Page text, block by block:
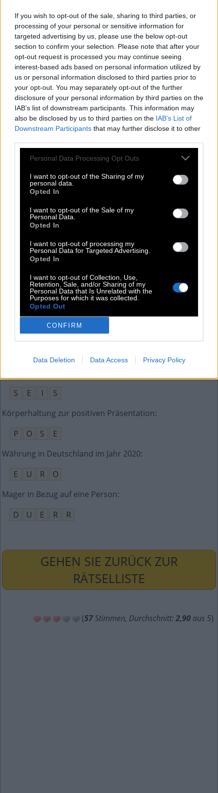
If you wish to opt-out of the sale, sharing to third parties, or
processing of your personal or sensitive information for
targeted advertising by us, please use the below opt-out
section to confirm your selection. Please note that after your
opt-out request is processed you may continue seeing
interest-based ads based on personal information utilized by
us or personal information disclosed to third parties prior to
your opt-out. You may separately opt-out of the further
disclosure of your personal information by third parties on the
IAB’s list of downstream participants. This information may
also be disclosed by us to third parties on the IAB’s List of
Downstream Participants that may further disclose it to other
Personal Data Processing Opt Outs
I want to opt-out of the Sharing of my
personal data.
Opted In
I want to opt-out of the Sale of my
Personal Data.
Opted In
I want to opt-out of processing my
Personal Data for Targeted Advertising.
Opted In
I want to opt-out of Collection, Use,
Retention, Sale, and/or Sharing of my
Personal Data that Is Unrelated with the
Purposes for which it was collected.
Opted Out
CONFIRM
Data Deletion Data Access Privacy Policy
und wo Sie möchten! Trainieren Sie Ihr Gehirn und lösen
Sie jeden Tag brillante Kreuzworträtsel! Werden Sie zum
Meister im Kreuzworträtsel-Lösen und haben Sie jede
Menge Spaß – und das alles kostenlos!
Mini Juli 27 2022 kreuzworträtsel
D K
P
E
U R
O
S
E I
S
K
P
Älterer Bruder von Jakob im Alten Testament
S A
U
__ Geller, Löffel verbiegender Mentalist:
Genre der ARD-Serie Tatort:
R I M
Wer hilft, greift jemandem unter diese
S
E I
S
Körperhaltung zur positiven Präsentation:
P
O S
E
Währung in Deutschland im Jahr 2020:
E
U R
O
Mager in Bezug auf eine Person:
D
U E R R
GEHEN SIE ZURÜCK ZUR
RÄTSELLISTE
(57Stimmen, Durchschnitt: 2,90 aus 5)